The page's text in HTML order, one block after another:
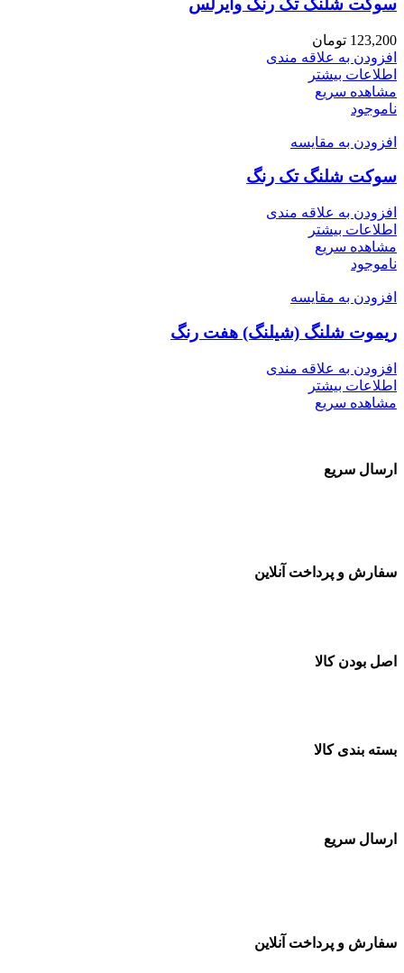
سوکت شلنگ تک رنگ وایرلس
123,200 تومان
افزودن به علاقه مندی
اطلاعات بیشتر
مشاهده سریع
ناموجود
افزودن به مقایسه
سوکت شلنگ تک رنگ
افزودن به علاقه مندی
اطلاعات بیشتر
مشاهده سریع
ناموجود
افزودن به مقایسه
ریموت شلنگ (شیلنگ) هفت رنگ
افزودن به علاقه مندی
اطلاعات بیشتر
مشاهده سریع
ارسال سریع
سفارش و پرداخت آنلاین
اصل بودن کالا
بسته بندی کالا
ارسال سریع
سفارش و پرداخت آنلاین